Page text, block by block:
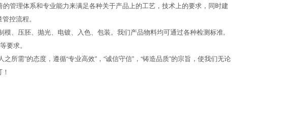
管理体系和专业能力来满足各种关于产品上的工艺，技术上的要求，同时建
控流程。
模、压胚、抛光、电镀、入色、包装。我们产品物料均可通过各种检测标准,
要求。
所需”的态度，遵循“专业高效”，“诚信守信”，“铸造品质”的宗旨，使我们无论